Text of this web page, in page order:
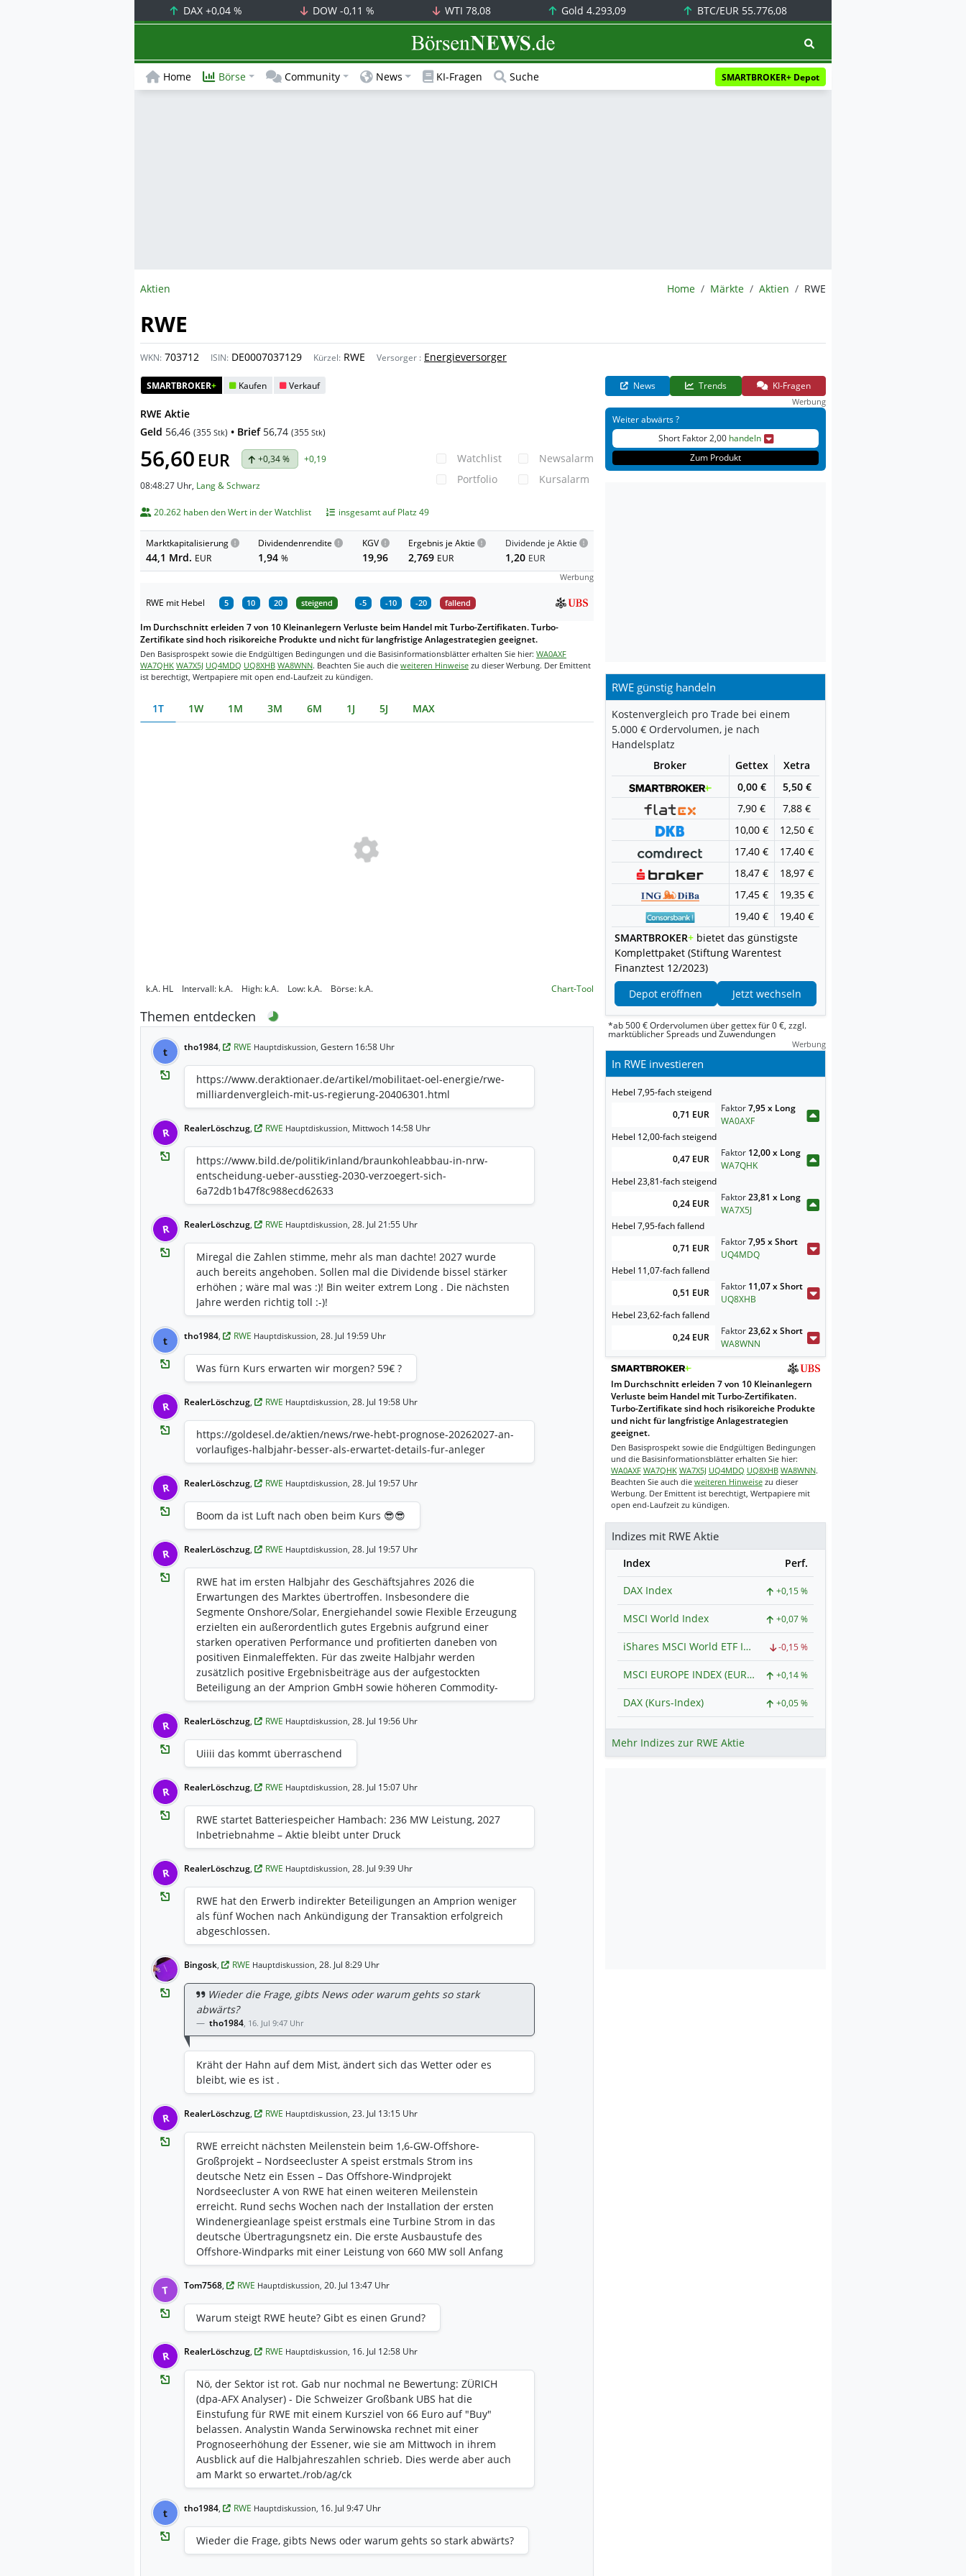
DAX +0,04 % DOW-0,11 % WTI78,08 Gold4.293,09 BTC/EUR 55.776,08
BörsenNEWS.de
Home Börse Community News KI-Fragen Suche SMARTBROKER+ Depot
Aktien BörsenNEWS.de
Home Märkte Aktien RWE
RWE
WKN: 703712 ISIN: DE0007037129 Kürzel: RWE Versorger : Energieversorger
SMARTBROKER+ Kaufen Verkauf
RWE Aktie
Geld 56,46 (355 Stk) • Brief 56,74 (355 Stk)
56,60 EUR +0,34 % +0,19
08:48:27 Uhr, Lang & Schwarz
Watchlist
Portfolio
Newsalarm
Kursalarm
20.262 haben den Wert in der Watchlist insgesamt auf Platz 49
Marktkapitalisierung
44,1 Mrd. EUR
Dividendenrendite
1,94%
KGV
19,96
Ergebnis je Aktie
2,769 EUR
Dividende je Aktie
1,20 EUR
Werbung
RWE mit Hebel 5 10 20 steigend -5 -10 -20 fallend
Im Durchschnitt erleiden 7 von 10 Kleinanlegern Verluste beim Handel mit Turbo-Zertifikaten. Turbo-
Zertifikate sind hoch risikoreiche Produkte und nicht für langfristige Anlagestrategien geeignet.
Den Basisprospekt sowie die Endgültigen Bedingungen und die Basisinformationsblätter erhalten Sie hier: WA0AXF
WA7QHK WA7X5J UQ4MDQ UQ8XHB WA8WNN. Beachten Sie auch die weiteren Hinweise zu dieser Werbung. Der Emittent
ist berechtigt, Wertpapiere mit open end-Laufzeit zu kündigen.
1T 1W 1M 3M 6M 1J 5J MAX
k.A. HL Intervall: k.A. High: k.A. Low: k.A. Börse: k.A. Chart-Tool
Themen entdecken
t tho1984, RWE Hauptdiskussion, Gestern 16:58 Uhr
https://www.deraktionaer.de/artikel/mobilitaet-oel-energie/rwe-
milliardenvergleich-mit-us-regierung-20406301.html
R RealerLöschzug, RWE Hauptdiskussion, Mittwoch 14:58 Uhr
https://www.bild.de/politik/inland/braunkohleabbau-in-nrw-
entscheidung-ueber-ausstieg-2030-verzoegert-sich-
6a72db1b47f8c988ecd62633
R RealerLöschzug, RWE Hauptdiskussion, 28. Jul 21:55 Uhr
Miregal die Zahlen stimme, mehr als man dachte! 2027 wurde
auch bereits angehoben. Sollen mal die Dividende bissel stärker
erhöhen ; wäre mal was :)! Bin weiter extrem Long . Die nächsten
Jahre werden richtig toll :-)!
t tho1984, RWE Hauptdiskussion, 28. Jul 19:59 Uhr
Was fürn Kurs erwarten wir morgen? 59€ ?
R RealerLöschzug, RWE Hauptdiskussion, 28. Jul 19:58 Uhr
https://goldesel.de/aktien/news/rwe-hebt-prognose-20262027-an-
vorlaufiges-halbjahr-besser-als-erwartet-details-fur-anleger
R RealerLöschzug, RWE Hauptdiskussion, 28. Jul 19:57 Uhr
Boom da ist Luft nach oben beim Kurs 😎😎
R RealerLöschzug, RWE Hauptdiskussion, 28. Jul 19:57 Uhr
RWE hat im ersten Halbjahr des Geschäftsjahres 2026 die
Erwartungen des Marktes übertroffen. Insbesondere die
Segmente Onshore/Solar, Energiehandel sowie Flexible Erzeugung
erzielten ein außerordentlich gutes Ergebnis aufgrund einer
starken operativen Performance und profitierten daneben von
positiven Einmaleffekten. Für das zweite Halbjahr werden
zusätzlich positive Ergebnisbeiträge aus der aufgestockten
Beteiligung an der Amprion GmbH sowie höheren Commodity-
Preisen erwartet. Auf dieser Basis erhöht RWE die
Ergebnisprognose für die Geschäftsjahre 2026 und 2027 wie folgt:
(bisher 5.200 bis 5.800 Mio. €) Bereinigtes Nettoergebnis: 1.950 bis
2.450 Mio. € (bisher 1.550 bis 2.050 Mio. €) Bereinigtes
Geschäftsjahr 2027: Bereinigtes EBITDA: 6.700 bis 7.300 Mio. €
(bisher 6.200 bis 6.800 Mio. €) Bereinigtes Nettoergebnis: 2.200 bis
2.700 Mio. € (bisher 1.900 bis 2.400 Mio. €) Bereinigtes
Nettoergebnis je Aktie: 2,80 bis 3,50 € (bisher: 2,70 bis 3,40 €). Die
folgenden Zahlen für das erste Halbjahr 2026 sind vorläufig und
ungeprüft: Bereinigtes EBITDA: 3.011 Mio. € Bereinigtes
1,77 €. Definitionen der zentralen Ergebniskennzahlen finden sich
im Geschäftsbericht 2025 auf Seite 26. Die vollständigen
Ergebnisse für das erste Halbjahr und der Zwischenbericht
werden am 13. August 2026 veröffentlicht.
R RealerLöschzug, RWE Hauptdiskussion, 28. Jul 19:56 Uhr
Uiiii das kommt überraschend
R RealerLöschzug, RWE Hauptdiskussion, 28. Jul 15:07 Uhr
RWE startet Batteriespeicher Hambach: 236 MW Leistung, 2027
Inbetriebnahme – Aktie bleibt unter Druck
R RealerLöschzug, RWE Hauptdiskussion, 28. Jul 9:39 Uhr
RWE hat den Erwerb indirekter Beteiligungen an Amprion weniger
als fünf Wochen nach Ankündigung der Transaktion erfolgreich
abgeschlossen.
Bingosk, RWE Hauptdiskussion, 28. Jul 8:29 Uhr
Wieder die Frage, gibts News oder warum gehts so stark
abwärts?
tho1984, 16. Jul 9:47 Uhr
Kräht der Hahn auf dem Mist, ändert sich das Wetter oder es
bleibt, wie es ist .
R RealerLöschzug, RWE Hauptdiskussion, 23. Jul 13:15 Uhr
RWE erreicht nächsten Meilenstein beim 1,6-GW-Offshore-
Großprojekt – Nordseecluster A speist erstmals Strom ins
deutsche Netz ein Essen – Das Offshore-Windprojekt
Nordseecluster A von RWE hat einen weiteren Meilenstein
erreicht. Rund sechs Wochen nach der Installation der ersten
Windenergieanlage speist erstmals eine Turbine Strom in das
deutsche Übertragungsnetz ein. Die erste Ausbaustufe des
Offshore-Windparks mit einer Leistung von 660 MW soll Anfang
2027 vollständig in Betrieb gehen. Der Bau des Nordseeclusters
rund 50 Kilometer nördlich der Insel Juist schreitet damit
Windturbinen für Nordseecluster A läuft, während Tests und
Inbetriebnahmen schrittweise erfolgen. Der erzeugte Strom wird
Netzbetreibers und anschließend an das deutsche Festland
übertragen. Nordseecluster wächst bis 2029 auf 1.560 MW
Leistung Das Nordseecluster entsteht in zwei Bauabschnitten und
soll nach Abschluss beider Phasen eine installierte
Gesamtleistung von 1.560 MW erreichen. Auf die erste
Ausbaustufe Nordseecluster A (660 MW) folgt Nordseecluster B
mit weiteren 900 MW. Für den zweiten Bauabschnitt hat die
Fertigung wesentlicher Komponenten bereits begonnen. Die
Installation der Fundamente ist für 2027 vorgesehen, die
Errichtung der 60 Vestas-Offshore-Turbinen soll 2028 erfolgen. Die
Inbetriebnahme von Nordseecluster B ist für Anfang 2029 geplant.
Angaben von RWE jährlich rund 6,5 Terawattstunden (6,5 Mrd.
kWh) Strom erzeugen. Das entspricht rechnerisch dem
T Tom7568, RWE Hauptdiskussion, 20. Jul 13:47 Uhr
Warum steigt RWE heute? Gibt es einen Grund?
R RealerLöschzug, RWE Hauptdiskussion, 16. Jul 12:58 Uhr
Nö, der Sektor ist rot. Gab nur nochmal ne Bewertung: ZÜRICH
(dpa-AFX Analyser) - Die Schweizer Großbank UBS hat die
Einstufung für RWE mit einem Kursziel von 66 Euro auf "Buy"
belassen. Analystin Wanda Serwinowska rechnet mit einer
Prognoseerhöhung der Essener, wie sie am Mittwoch in ihrem
Ausblick auf die Halbjahreszahlen schrieb. Dies werde aber auch
am Markt so erwartet./rob/ag/ck
t tho1984, RWE Hauptdiskussion, 16. Jul 9:47 Uhr
Wieder die Frage, gibts News oder warum gehts so stark abwärts?
News Trends KI-Fragen
Werbung
Weiter abwärts ?
Short Faktor 2,00 handeln
Zum Produkt
RWE günstig handeln
Kostenvergleich pro Trade bei einem
5.000 € Ordervolumen, je nach
Handelsplatz
Broker
Gettex
Xetra
0,00 €
5,50 €
7,90 €
7,88 €
10,00 €
12,50 €
17,40 €
17,40 €
18,47 €
18,97 €
17,45 €
19,35 €
19,40 €
19,40 €
SMARTBROKER+bietet das günstigste
Komplettpaket (Stiftung Warentest
Finanztest 12/2023)
Depot eröffnen
Jetzt wechseln
*ab 500 € Ordervolumen über gettex für 0 €, zzgl.
marktüblicher Spreads und Zuwendungen
Werbung
In RWE investieren
Hebel 7,95-fach steigend
0,71 EUR
Faktor7,95 x Long
WA0AXF
Hebel 12,00-fach steigend
0,47 EUR
Faktor 12,00 x Long
WA7QHK
Hebel 23,81-fach steigend
0,24 EUR
Faktor23,81 x Long
WA7X5J
Hebel 7,95-fach fallend
0,71 EUR
Faktor7,95 x Short
UQ4MDQ
Hebel 11,07-fach fallend
0,51 EUR
Faktor 11,07 x Short
UQ8XHB
Hebel 23,62-fach fallend
0,24 EUR
Faktor23,62 x Short
WA8WNN
Im Durchschnitt erleiden 7 von 10 Kleinanlegern
Verluste beim Handel mit Turbo-Zertifikaten.
Turbo-Zertifikate sind hoch risikoreiche Produkte
und nicht für langfristige Anlagestrategien
geeignet.
Den Basisprospekt sowie die Endgültigen Bedingungen
und die Basisinformationsblätter erhalten Sie hier:
WA0AXF WA7QHK WA7X5J UQ4MDQ UQ8XHB WA8WNN.
Beachten Sie auch die weiteren Hinweisezu dieser
Werbung. Der Emittent ist berechtigt, Wertpapiere mit
open end-Laufzeit zu kündigen.
Indizes mit RWE Aktie
Index
Perf.
DAX Index
+0,15 %
MSCI World Index +0,07 %
iShares MSCI World ETF Index -0,15 %
MSCI EUROPE INDEX (EUR) (Net Total Return) Index +0,14 %
DAX (Kurs-Index) +0,05 %
Mehr Indizes zur RWE Aktie